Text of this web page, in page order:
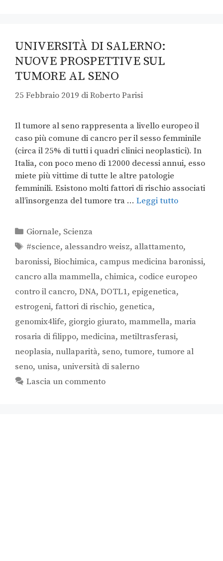
UNIVERSITÀ DI SALERNO:
NUOVE PROSPETTIVE SUL
TUMORE AL SENO
25 Febbraio 2019 diRoberto Parisi
Il tumore al seno rappresenta a livello europeo il
caso più comune di cancro per il sesso femminile
(circa il 25% di tutti i quadri clinici neoplastici). In
Italia, con poco meno di 12000 decessi annui, esso
miete più vittime di tutte le altre patologie
femminili. Esistono molti fattori di rischio associati
all’insorgenza del tumore tra … Leggi tutto
Giornale, Scienza
#science, alessandro weisz, allattamento,
baronissi, Biochimica, campus medicina baronissi,
cancro alla mammella, chimica, codice europeo
contro il cancro, DNA, DOTL1, epigenetica,
estrogeni, fattori di rischio, genetica,
genomix4life, giorgio giurato, mammella, maria
rosaria di filippo, medicina, metiltrasferasi,
neoplasia, nullaparità, seno, tumore, tumore al
seno, unisa, università di salerno
Lascia un commento